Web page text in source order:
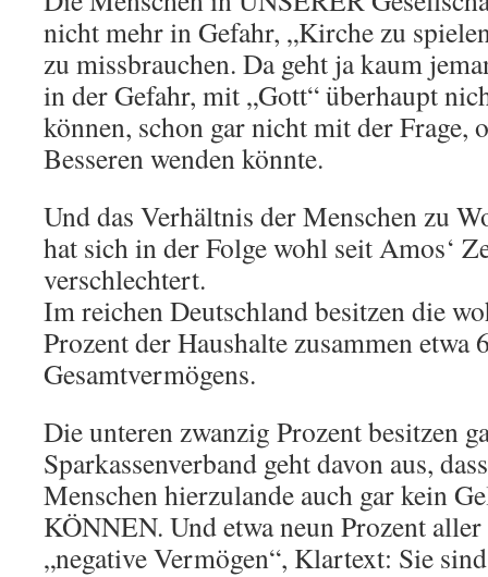
nicht mehr in Gefahr, „Kirche zu
zu missbrauchen. Da geht ja kaum
in der Gefahr, mit „Gott“ überhaupt
können, schon gar nicht mit der Frage,
Besseren wenden könnte.
Und das Verhältnis der Menschen zu
hat sich in der Folge wohl seit Amos‘
verschlechtert.
Im reichen Deutschland besitzen die
Prozent der Haushalte zusammen etwa
Gesamtvermögens.
Die unteren zwanzig Prozent besitzen
Sparkassenverband geht davon aus,
Menschen hierzulande auch gar kein
KÖNNEN. Und etwa neun Prozent
„negative Vermögen“, Klartext: Sie